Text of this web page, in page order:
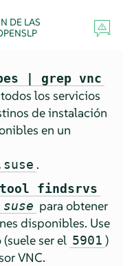
DE LAS
| grep vnc
los servicios
de instalación
en un
.
findsrvs
para obtener
disponibles. Use
ser el 5901 )
VNC.